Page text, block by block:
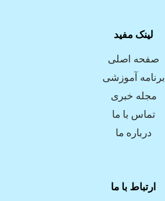
ارتباط با ما
لینک مفید
صفحه اصلی
برنامه آموزشی
مجله خبری
تماس با ما
درباره ما